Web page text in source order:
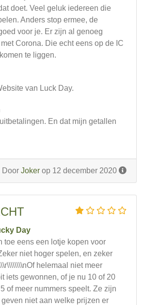
doet. Veel geluk iedereen die
Anders stop ermee, de
voor je. Er zijn al genoeg
Corona. Die echt eens op de IC
te liggen.
van Luck Day.
En dat mijn getallen
Door Joker op 12 december 2020
Day
toe eens een lotje kopen voor
niet hoger spelen, en zeker
helemaal niet meer
iets gewonnen, of je nu 10 of 20
of meer nummers speelt. Ze zijn
niet aan welke prijzen er